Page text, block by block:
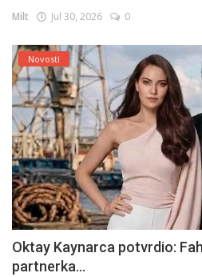
Milt Jul 30, 2026 0
Novosti
Oktay Kaynarca potvrdio:
partnerka...